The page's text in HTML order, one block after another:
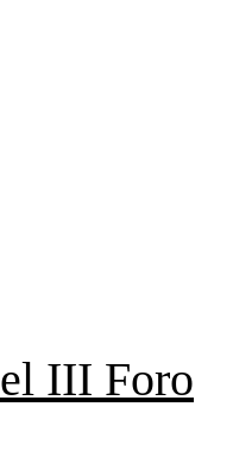
III Foro